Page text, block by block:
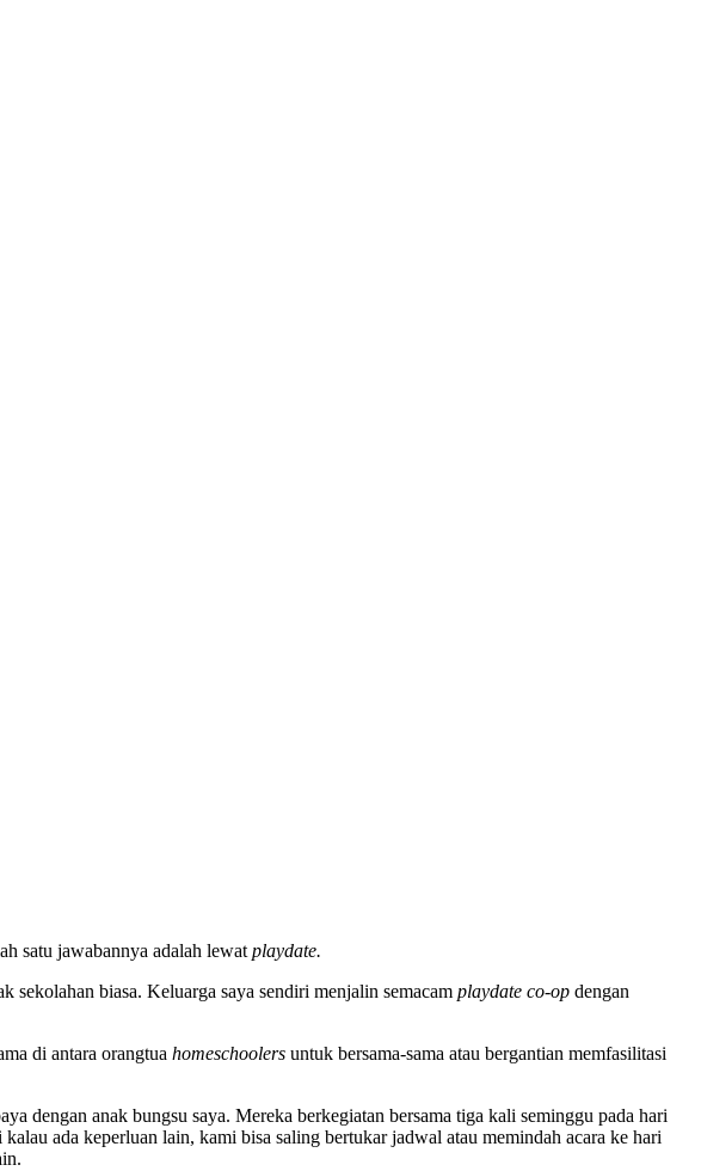
satu jawabannya adalah lewat playdate.
sekolahan biasa. Keluarga saya sendiri menjalin semacam playdate co-op dengan
di antara orangtua homeschoolers untuk bersama-sama atau bergantian memfasilitasi
dengan anak bungsu saya. Mereka berkegiatan bersama tiga kali seminggu pada hari
ada keperluan lain, kami bisa saling bertukar jadwal atau memindah acara ke hari